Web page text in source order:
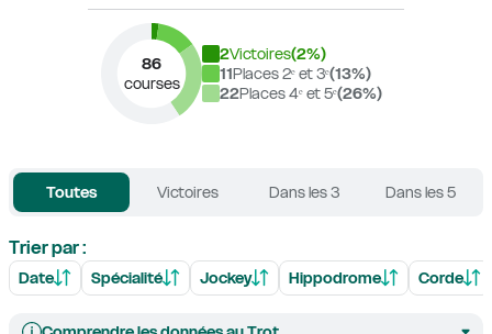
86
courses
2Victoires(2%)
11Places 2ᵉ et 3ᵉ(13%)
22Places 4ᵉ et 5ᵉ(26%)
Toutes Victoires Dans les 3 Dans les 5
Trier par :
Date Spécialité Jockey Hippodrome Corde